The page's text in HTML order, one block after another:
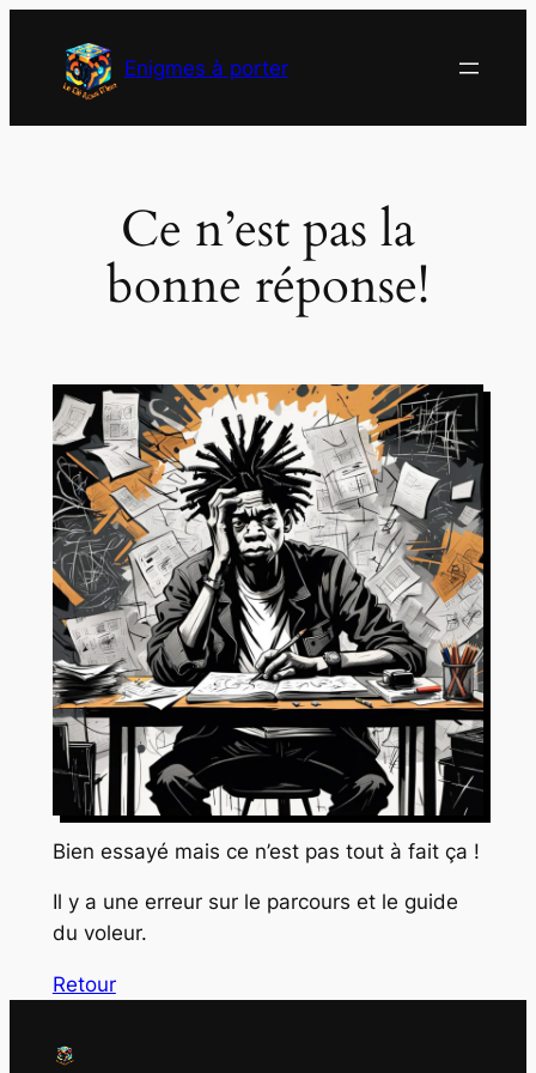
contenu
Enigmes à porter
Ce n’est pas la
bonne réponse!
Bien essayé mais ce n’est pas tout à fait ça !
Il y a une erreur sur le parcours et le guide
du voleur.
Retour